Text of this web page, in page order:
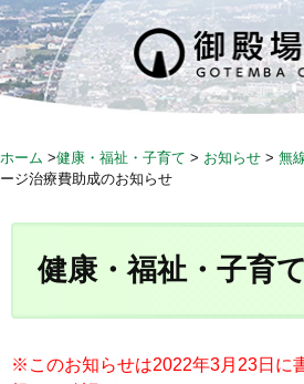
S
k
i
p
ホーム >健康・福祉・子育て > お知らせ > 無
ージ治療費助成のお知らせ
健康・福祉・子育て
※このお知らせは2022年3月23日に